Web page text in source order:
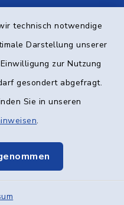
technisch notwendige
Darstellung unserer
zur Nutzung
gesondert abgefragt.
Sie in unseren
.